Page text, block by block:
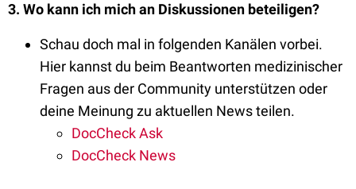
3. Wo kann ich mich an Diskussionen beteiligen?
Schau doch mal in folgenden Kanälen vorbei.
Hier kannst du beim Beantworten medizinischer
Fragen aus der Community unterstützen oder
deine Meinung zu aktuellen News teilen.
DocCheck Ask
DocCheck News